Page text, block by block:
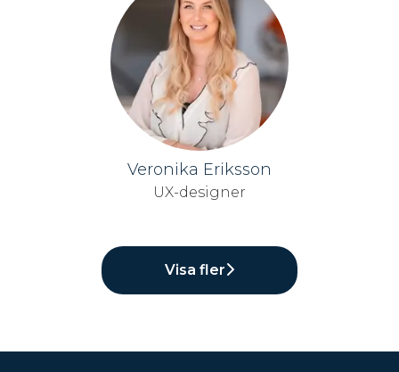
Veronika Eriksson
UX-designer
Visa fler